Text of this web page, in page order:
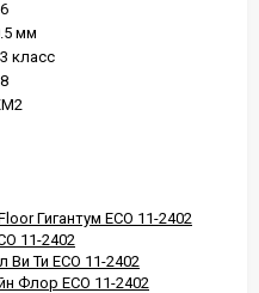
мм
класс
Гигантум ECO 11-2402
11-2402
Ти ECO 11-2402
Флор ECO 11-2402